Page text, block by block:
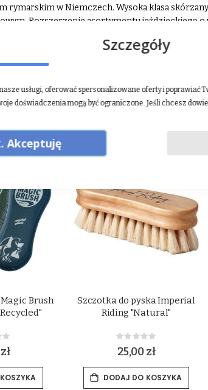
rymarskim w Niemczech. Wysoka klasa
Rozszerzenie asortymentu jeździeckiego
konnej sprawia, że Waldhausen jest wciąż
Brush
Szczotka do pyska Imperial
Riding "Natural"
Rating:
0%
25,00 zł
DODAJ DO KOSZYKA
Szczegóły
usługi, oferować spersonalizowane oferty i poprawiać
doświadczenia mogą być ograniczone. Jeśli chcesz
Akceptuję